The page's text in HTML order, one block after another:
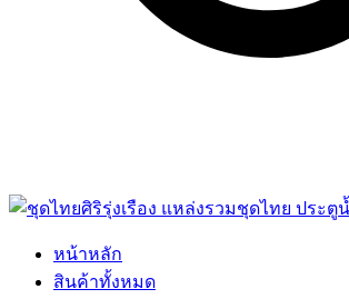
หน้าหลัก
สินค้าทั้งหมด